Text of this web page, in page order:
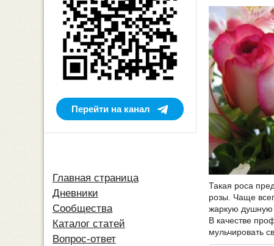
Такая роса
розы. Чаще
жаркую душную
В качестве
мульчировать
Перейти на канал
Главная страница
Дневники
Сообщества
Каталог статей
Вопрос-ответ